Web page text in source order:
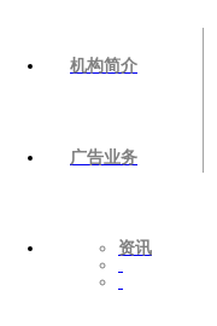
机构简介
广告业务
资讯